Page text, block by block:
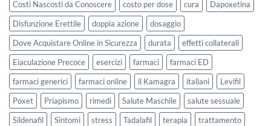
Costi Nascosti da Conoscere
costo per dose cura
Dapoxetina
Disfunzione Erettile
doppia azione
dosaggio
Dove Acquistare Online in Sicurezza
durata
effetti collaterali
Eiaculazione Precoce
esercizi farmaci
farmaci ED
farmaci generici
farmaci online il Kamagra italiani
Levifil
Poxet
Priapismo rimedi Salute Maschile
salute sessuale
Sildenafil
Sintomi stress Tadalafil terapia
trattamento